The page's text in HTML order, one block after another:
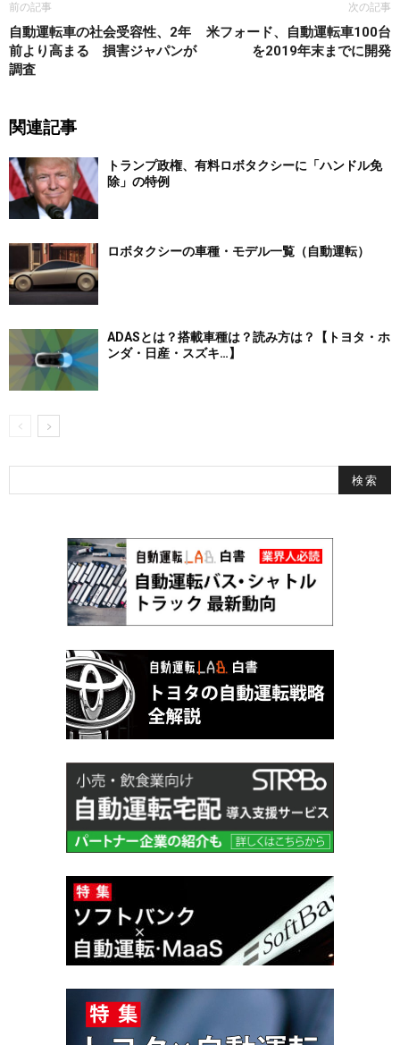
前の記事
自動運転車の社会受容性、2年
前より高まる 損害ジャパンが
調査
次の記事
米フォード、自動運転車100台
を2019年末までに開発
関連記事
トランプ政権、有料ロボタクシーに「ハンドル免
除」の特例
ロボタクシーの車種・モデル一覧（自動運転）
ADASとは？搭載車種は？読み方は？【トヨタ・ホ
ンダ・日産・スズキ…】